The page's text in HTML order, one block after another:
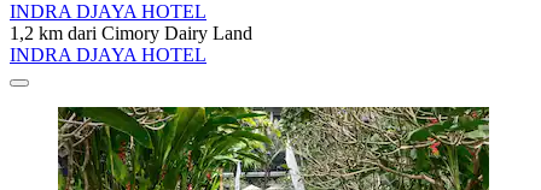
INDRA DJAYA HOTEL
1,2 km dari Cimory Dairy Land
INDRA DJAYA HOTEL